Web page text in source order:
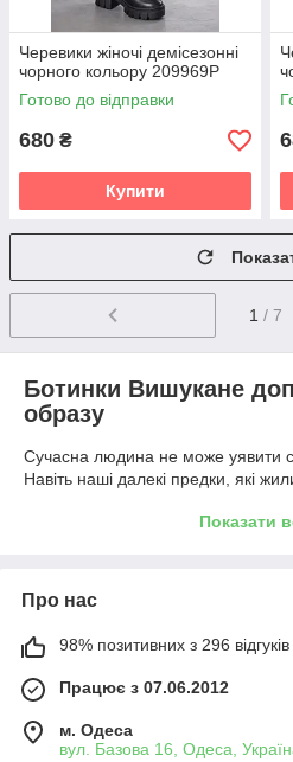
Черевики жіночі демісезонні
чорного кольору 209969P
Готово до відправки
680 ₴
Купити
1 / 7
Ботинки Вишукане
образу
Сучасна людина не може уявити
Навіть наші далекі предки, які
забитих тварин. Ботинки жіночі є
також їхню якість — чи то шкіра,
виробник, окрім зовнішнього
свого виробу. Ботинки жіночі
продавців, які турбуються і про
регулярних клієнтів,
Любому розповсюдильнику якісної
Показати
Про нас
98% позитивних з 296 відгуків
Працює з 07.06.2012
м. Одеса
вул. Базова 16, Одеса,